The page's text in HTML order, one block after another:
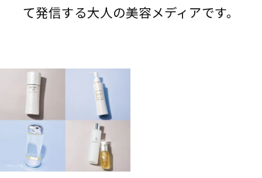
て発信する大人の美容メディアです。